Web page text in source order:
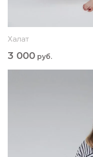
Халат
3 000 руб.